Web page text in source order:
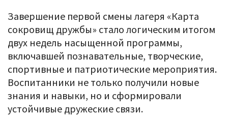
Завершение первой смены лагеря «Карта
сокровищ дружбы» стало логическим итогом
двух недель насыщенной программы,
включавшей познавательные, творческие,
спортивные и патриотические мероприятия.
Воспитанники не только получили новые
знания и навыки, но и сформировали
устойчивые дружеские связи.